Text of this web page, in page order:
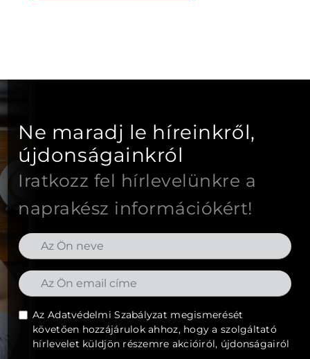
Ne maradj le híreinkről,
újdonságainkról
Iratkozz fel hírlevelünkre a
naprakész információkért!
AzAdatvédelmi Szabályzat megismerését
követően hozzájárulok ahhoz, hogy a szolgáltató
hírlevelet küldjön részemre akcióiról, újdonságairól